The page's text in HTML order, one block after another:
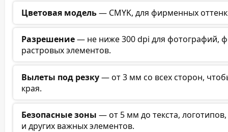
Цветовая модель— CMYK, для фирменных
Разрешение— не ниже 300 dpi для фотографий,
растровых элементов.
Вылеты под резку— от 3 мм со всех сторон,
края.
Безопасные зоны — от 5 мм до текста,
и других важных элементов.